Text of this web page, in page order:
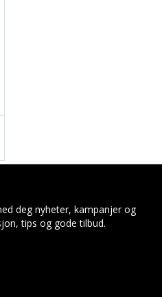
24 Sept. 26.
deg nyheter, kampanjer og
tips og gode tilbud.